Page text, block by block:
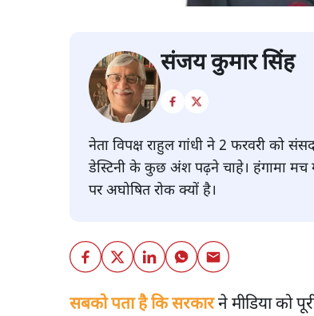
संजय कुमार सिंह
नेता विपक्ष राहुल गांधी ने 2 फरवरी को
डेस्टिनी के कुछ अंश पढ़ने चाहे। हंगामा मच
पर अघोषित रोक क्यों है।
सबको पता है कि सरकारने मीडिया को